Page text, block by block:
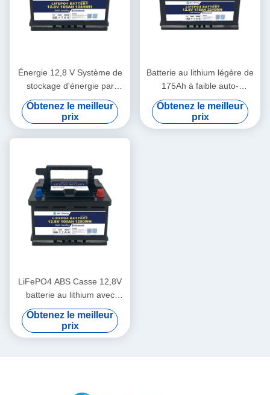
Énergie 12,8 V Système de
stockage d'énergie par
batterie -20~60 Plage de
température de décharge
Obtenez le meilleur
prix
Batterie au lithium légère de
175Ah à faible auto-
décharge 3.5V Cell
Balancing
Obtenez le meilleur
prix
LiFePO4 ABS Casse 12,8V
batterie au lithium avec
cellules 3,5V tension
d'équilibrage
Obtenez le meilleur
prix